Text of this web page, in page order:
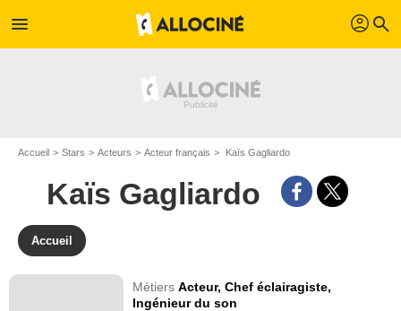
menu profil search
Accueil Stars Acteurs Acteur français Kaïs Gagliardo
Kaïs Gagliardo
Accueil
MétiersActeur,Chef éclairagiste,
Ingénieur du son